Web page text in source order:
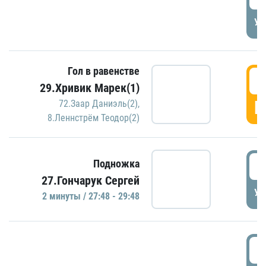
Гол в равенстве
29.Хривик Марек(1)
72.Заар Даниэль(2),
8.Леннстрём Теодор(2)
Подножка
27.Гончарук Сергей
2 минуты / 27:48 - 29:48